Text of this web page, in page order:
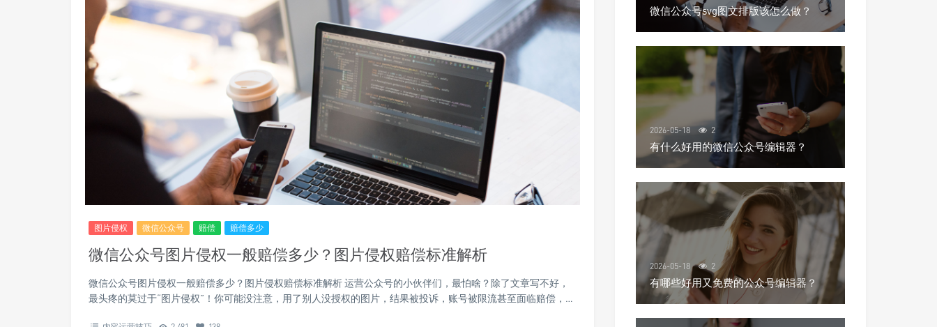
图片侵权 微信公众号 赔偿 赔偿多少
微信公众号图片侵权一般赔偿多少？图片侵权赔偿标准解析
微信公众号图片侵权一般赔偿多少？图片侵权赔偿标准解析 运营公众号的小伙伴们，最怕啥？除了文章写不好，
最头疼的莫过于“图片侵权”！你可能没注意，用了别人没授权的图片，结果被投诉，账号被限流甚至面临赔偿，…
微信公众号svg图文排版该怎么做？
2026-05-18 2
有什么好用的微信公众号编辑器？
2026-05-18 2
有哪些好用又免费的公众号编辑器？